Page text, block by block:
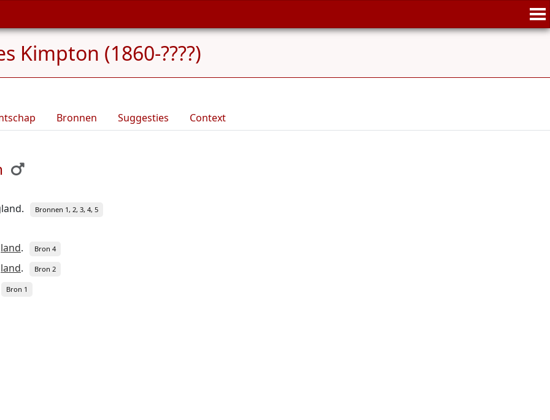
Kimpton (1860-????)
Bronnen Suggesties Context
Bronnen 1, 2, 3, 4, 5
. Bron 4
. Bron 2
Bron 1